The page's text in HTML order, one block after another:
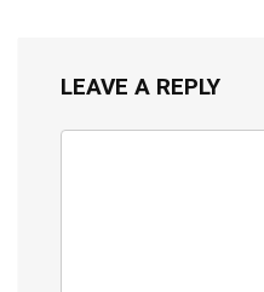
LEAVE A REPLY